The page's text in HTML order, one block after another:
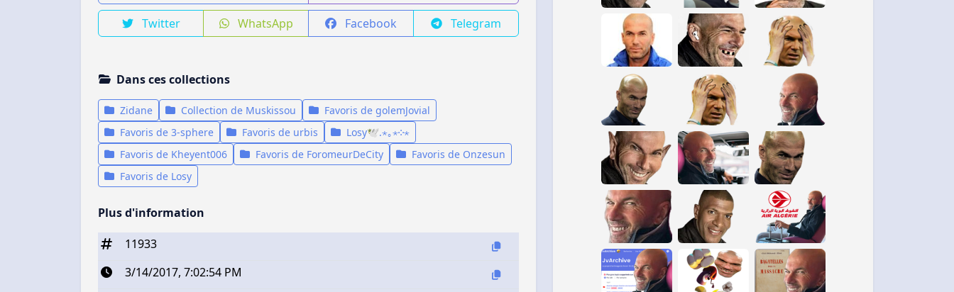
Twitter WhatsApp Facebook Telegram
Dans ces collections
Zidane Collection de Muskissou
Favoris de golemJovial
Favoris de 3-sphere
Favoris de urbis
Losy🕊.⋆｡⋆༶⋆
Favoris de Kheyent006
Favoris de ForomeurDeCity
Favoris de Onzesun
Favoris de Losy
Plus d'information
11933
3/14/2017, 7:02:54 PM